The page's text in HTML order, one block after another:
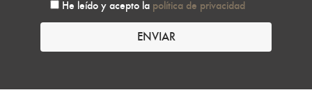
He leído y acepto la política de privacidad